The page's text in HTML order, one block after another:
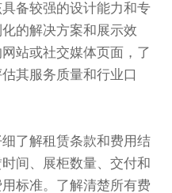
备较强的设计能力和专
的解决方案和展示效
站或社交媒体页面，了
其服务质量和行业口
了解租赁条款和费用结
间、展柜数量、交付和
标准。了解清楚所有费